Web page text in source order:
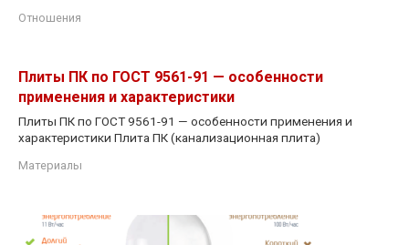
Отношения
Плиты ПК по ГОСТ 9561-91 — особенности
применения и характеристики
Плиты ПК по ГОСТ 9561-91 — особенности применения и
характеристики Плита ПК (канализационная плита)
Материалы